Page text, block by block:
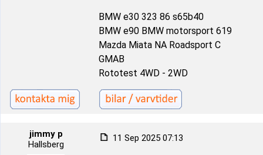
BMW e30 323 86 s65b40
BMW e90 BMW motorsport 619
Mazda Miata NA Roadsport C
GMAB
Rototest 4WD - 2WD
jimmy p
Hallsberg
11 Sep 2025 07:13